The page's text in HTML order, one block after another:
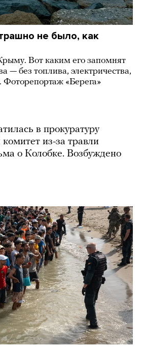
не было, как
Вот каким его запомнят
— без топлива, электричества,
Фоторепортаж «Берега»
в прокуратуру
из-за травли
о Колобке. Возбуждено